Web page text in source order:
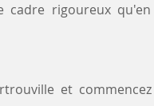
rigoureux
et